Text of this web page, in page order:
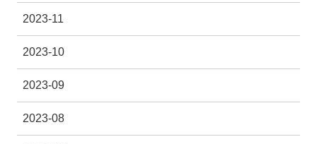
2023-11
2023-10
2023-09
2023-08